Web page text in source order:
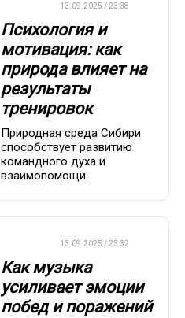
13.09.2025 / 23:38
Психология и
мотивация: как
природа влияет на
результаты
тренировок
Природная среда Сибири
способствует развитию
командного духа и
взаимопомощи
13.09.2025 / 23:32
Как музыка
усиливает эмоции
побед и поражений